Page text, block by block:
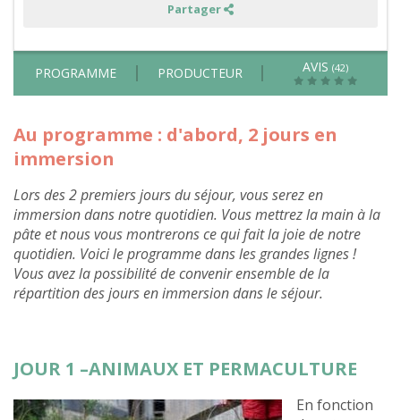
PROGRAMME PRODUCTEUR AVIS (42)
Au programme : d'abord, 2 jours en
immersion
Lors des 2 premiers jours du séjour, vous serez en
immersion dans notre quotidien. Vous mettrez la main à la
pâte et nous vous montrerons ce qui fait la joie de notre
quotidien. Voici le programme dans les grandes lignes !
Vous avez la possibilité de convenir ensemble de la
répartition des jours en immersion dans le séjour.
JOUR 1 –ANIMAUX ET PERMACULTURE
En fonction
Partager